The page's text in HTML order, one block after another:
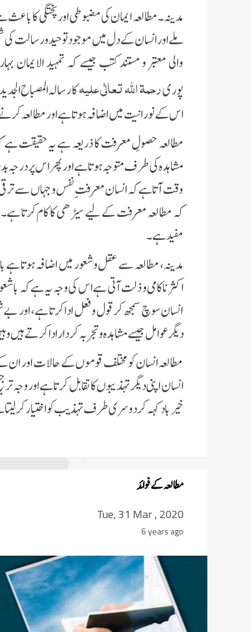
مدینہ۔مطالعہ ایمان کی مضبوطی اور پختگی کا
ملے اور انسان کے دل میں موجود توحید ور سالت
والی معتبر و مستند کتب جیسے کہ تمہید
پوریرحمۃ اللہ تعالٰی علیہکا رسالہ المصباح
اس کے نورانیت میں اضافہ ہوتا ہے اور مطالعہ کرنے
مطالعہ حصولِ معرفت کا ذریعہ ہے یہ حقیقت ہے
مشاہدہ کی طرف متوجہ ہوتا ہے اور پھر اس پر
وقت آتا ہے کہ انسان معرفتِ نفس و جہاں سے
کہ مطالعہ معرفت کے لیے سیڑھی کا کام کرتا
مفید ہے۔
مدینہ، مطالعہ سے عقل وشعور میں اضافہ ہوتا ہے
اکثر ناکامی و ذلت آتی ہے اس کی وجہ یہ ہے کہ باشعور
انسان سوچ سمجھ کر قول وفعل ادا کرتا ہے، اور
دیگر عوامل جیسے مشاہدہ و تجربہ کردار ادا کرتے
مطالعہ انسان کو مختلف قوموں کے حالات اور
انسان اپنی دیگر تہذیبوں کا تقابل کرتا ہے اور وجہ
خیر باد کہہ کر دوسری طرف تہذیب کو اختیار
مطالعہ کے فوائد
Tue, 31 Mar , 2020
6 years ago